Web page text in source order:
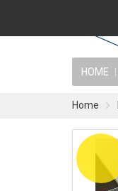
HOME
Home
OUTLET